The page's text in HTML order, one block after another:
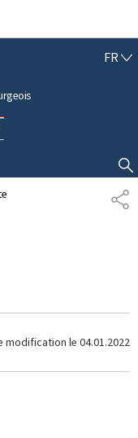
FRF
I
SAFFICHER / MASQUER LA RECHERCHE
P
A
modification le 04.01.2022